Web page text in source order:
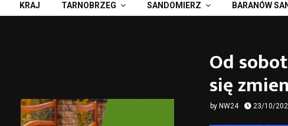
KRAJ TARNOBRZEG SANDOMIERZ BARANÓW
Od
się
by NW24 23/10/